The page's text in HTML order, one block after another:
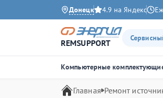
Донецк 4.9 на Яндекс
REMSUPPORT
Компьютерные
Главная Ремонт